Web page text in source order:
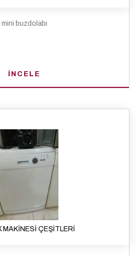
mini buzdolabı
İNCELE
MAKİNESİ ÇEŞİTLERİ